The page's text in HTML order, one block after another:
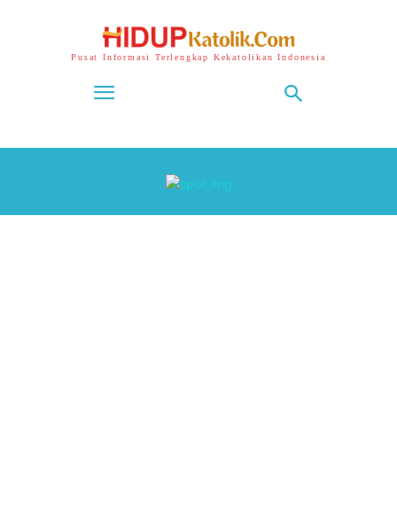
Pusat Informasi Terlengkap Kekatolikan Indonesia